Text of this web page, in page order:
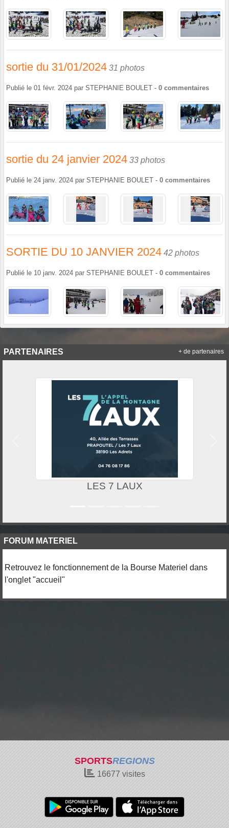
sortie du 31/01/2024 31 photos
Publié le 01 févr. 2024 par STEPHANIE BOULET - 0 commentaires
sortie du 24 janvier 2024 33 photos
Publié le 24 janv. 2024 par STEPHANIE BOULET - 0 commentaires
SORTIE DU 10 JANVIER 2024 42 photos
Publié le 10 janv. 2024 par STEPHANIE BOULET - 0 commentaires
PARTENAIRES
LES 7 LAUX
+ de partenaires
FORUM MATERIEL
Retrouvez le fonctionnement de la Bourse Materiel dans
l'onglet "accueil"
SPORTSREGIONS
16677 visites